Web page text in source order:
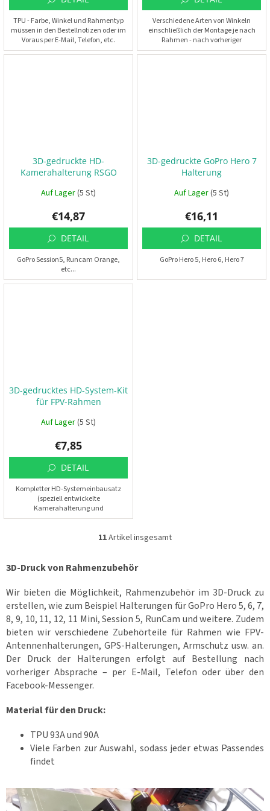
a
k
🗺️
TPU - Farbe, Winkel und Rahmentyp
müssen in den Bestellnotizen oder im
Voraus per E-Mail, Telefon, etc.
angegeben werden.
Verschiedene Arten von Winkeln
einschließlich der Montage je nach
Rahmen - nach vorheriger
Vereinbarung
3D-gedruckte HD-
Kamerahalterung RSGO
Auf Lager(5 St)
€14,87
DETAIL
GoPro Session5, Runcam Orange,
etc...
3D-gedruckte GoPro Hero 7
Halterung
Auf Lager(5 St)
€16,11
DETAIL
GoPro Hero 5, Hero 6, Hero 7
3D-gedrucktes HD-System-Kit
für FPV-Rahmen
Auf Lager(5 St)
€7,85
DETAIL
Kompletter HD-Systemeinbausatz
(speziell entwickelte
Kamerahalterung und
Antennenhalterung)
S
e
e
r
e
l
e
m
e
n
t
i
11Artikel insgesamt
3D-Druck von Rahmenzubehör
Wir bieten die Möglichkeit, Rahmenzubehör im 3D-Druck zu
erstellen, wie zum Beispiel Halterungen für GoPro Hero 5, 6, 7,
8, 9, 10, 11, 12, 11 Mini, Session 5, RunCam und weitere. Zudem
bieten wir verschiedene Zubehörteile für Rahmen wie FPV-
Antennenhalterungen, GPS-Halterungen, Armschutz usw. an.
Der Druck der Halterungen erfolgt auf Bestellung nach
vorheriger Absprache – per E-Mail, Telefon oder über den
Facebook-Messenger.
Material für den Druck:
TPU 93A und 90A
Viele Farben zur Auswahl, sodass jeder etwas Passendes
findet